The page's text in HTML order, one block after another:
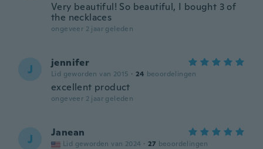
Very beautiful! So beautiful, I bought 3 of
the necklaces
ongeveer 2 jaar geleden
J jennifer
Lid geworden van 2015 · 24 beoordelingen
excellent product
ongeveer 2 jaar geleden
J Janean
Lid geworden van 2024 · 27 beoordelingen